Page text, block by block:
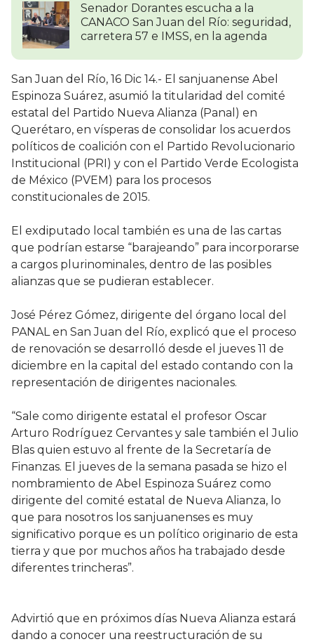
Senador Dorantes escucha a la
CANACO San Juan del Río: seguridad,
carretera 57 e IMSS, en la agenda
San Juan del Río, 16 Dic 14.- El sanjuanense Abel
Espinoza Suárez, asumió la titularidad del comité
estatal del Partido Nueva Alianza (Panal) en
Querétaro, en vísperas de consolidar los acuerdos
políticos de coalición con el Partido Revolucionario
Institucional (PRI) y con el Partido Verde Ecologista
de México (PVEM) para los procesos
constitucionales de 2015.
El exdiputado local también es una de las cartas
que podrían estarse “barajeando” para incorporarse
a cargos plurinominales, dentro de las posibles
alianzas que se pudieran establecer.
José Pérez Gómez, dirigente del órgano local del
PANAL en San Juan del Río, explicó que el proceso
de renovación se desarrolló desde el jueves 11 de
diciembre en la capital del estado contando con la
representación de dirigentes nacionales.
“Sale como dirigente estatal el profesor Oscar
Arturo Rodríguez Cervantes y sale también el Julio
Blas quien estuvo al frente de la Secretaría de
Finanzas. El jueves de la semana pasada se hizo el
nombramiento de Abel Espinoza Suárez como
dirigente del comité estatal de Nueva Alianza, lo
que para nosotros los sanjuanenses es muy
significativo porque es un político originario de esta
tierra y que por muchos años ha trabajado desde
diferentes trincheras”.
Advirtió que en próximos días Nueva Alianza estará
dando a conocer una reestructuración de su